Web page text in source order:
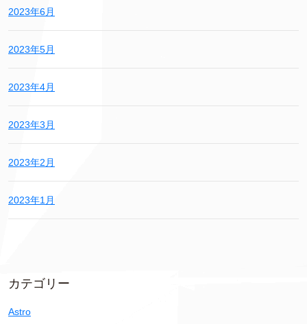
2023年6月
2023年5月
2023年4月
2023年3月
2023年2月
2023年1月
カテゴリー
Astro